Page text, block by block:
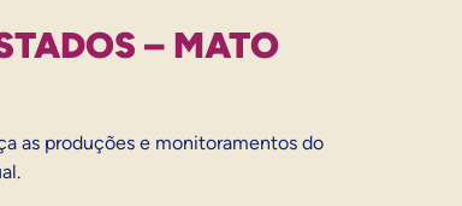
– MATO
as produções e monitoramentos do